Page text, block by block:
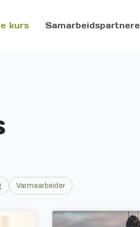
kurs Samarbeidspartnere
Varmearbeider